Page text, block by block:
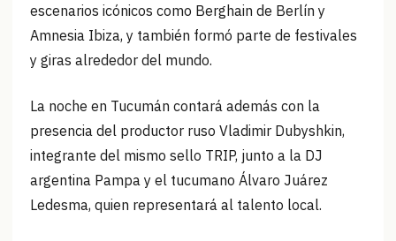
escenarios icónicos como Berghain de Berlín y
Amnesia Ibiza, y también formó parte de festivales
y giras alrededor del mundo.
La noche en Tucumán contará además con la
presencia del productor ruso Vladimir Dubyshkin,
integrante del mismo sello TRIP, junto a la DJ
argentina Pampa y el tucumano Álvaro Juárez
Ledesma, quien representará al talento local.